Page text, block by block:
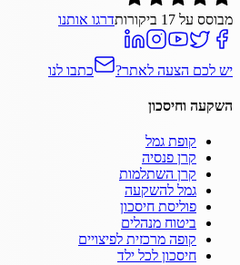
מבוסס על 17 ביקורותדרגו אותנו
יש לכם הצעה לאתר? כתבו לנו
השקעה וחיסכון
קופת גמל
קרן פנסיה
קרן השתלמות
גמל להשקעה
פוליסת חיסכון
ביטוח מנהלים
קופה מרכזית לפיצויים
חיסכון לכל ילד